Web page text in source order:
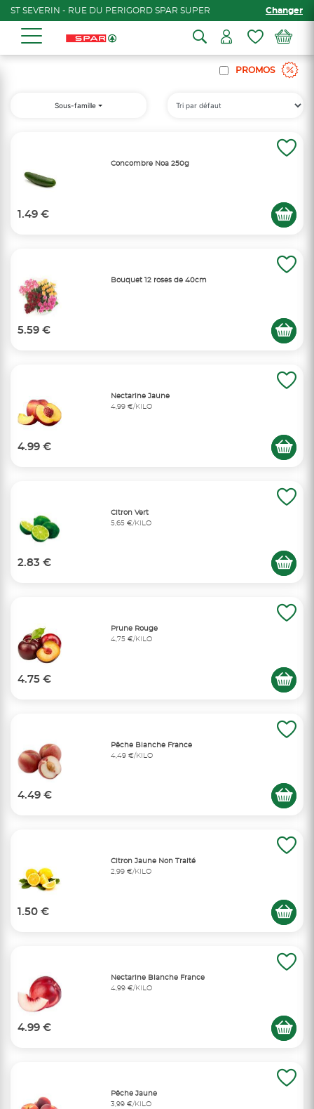
ST SEVERIN - RUE DU PERIGORD SPAR SUPER Changer
PROMOS
Sous-famille
Concombre Noa 250g
1.49 €
Bouquet 12 roses de 40cm
5.59 €
Nectarine Jaune
4,99 €/KILO
4.99 €
Citron Vert
5,65 €/KILO
2.83 €
Prune Rouge
4,75 €/KILO
4.75 €
Pêche Blanche France
4,49 €/KILO
4.49 €
Citron Jaune Non Traité
2,99 €/KILO
1.50 €
Nectarine Blanche France
4,99 €/KILO
4.99 €
Pêche Jaune
3,99 €/KILO